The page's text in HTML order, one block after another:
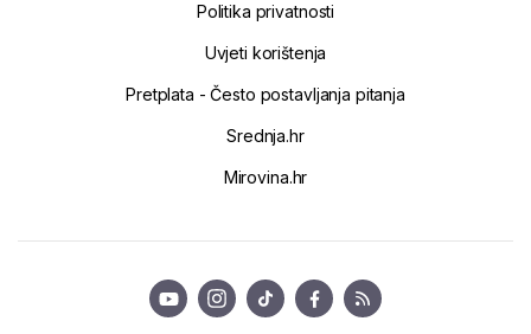
Politika privatnosti
Uvjeti korištenja
Pretplata - Često postavljanja pitanja
Srednja.hr
Mirovina.hr